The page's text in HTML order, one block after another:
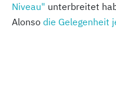
Niveau" unterbreitet
Alonso die Gelegenheit